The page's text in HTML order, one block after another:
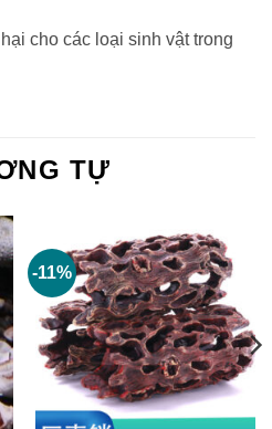
cho các loại sinh vật trong
TỰ
-11%